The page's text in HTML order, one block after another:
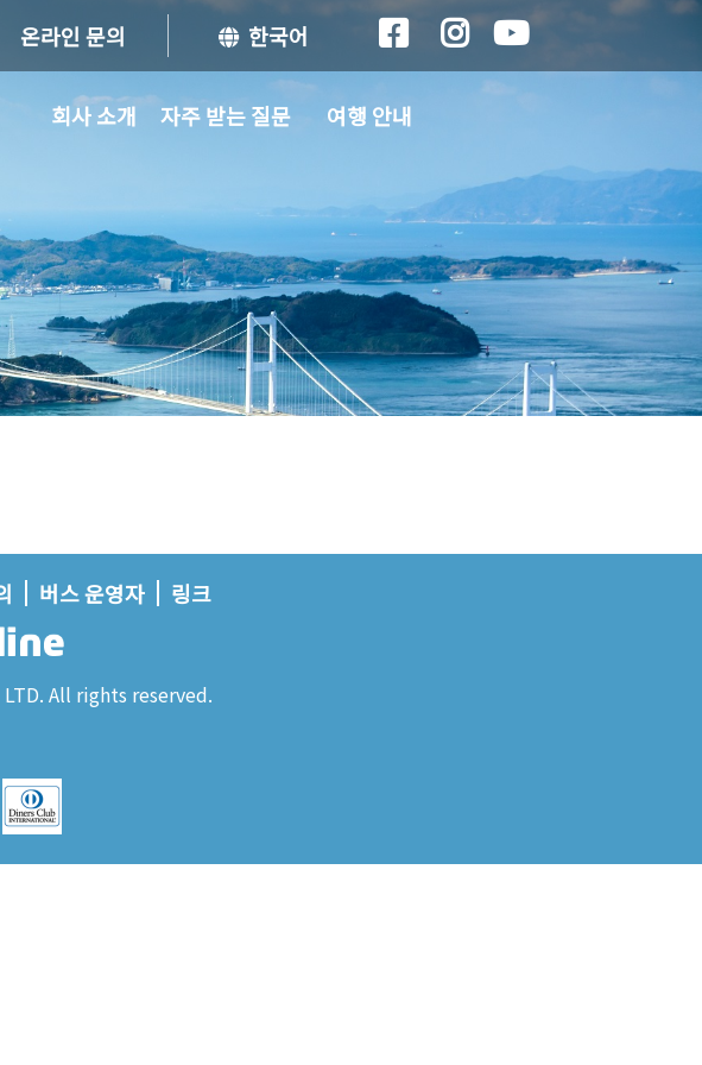
온라인 문의 한국어
회사 소개 자주 받는 질문 여행 안내
버스 운영자 링크
All rights reserved.